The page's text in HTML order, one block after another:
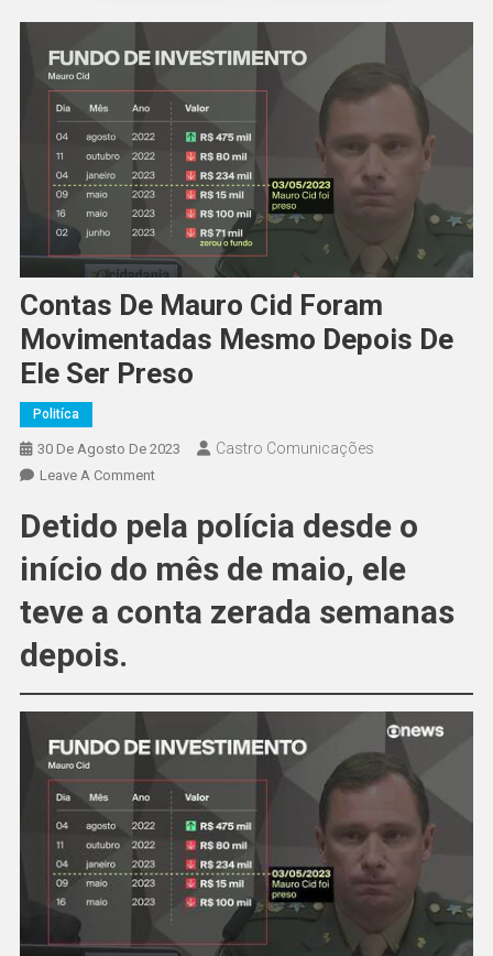
Contas De Mauro Cid Foram
Movimentadas Mesmo Depois De
Ele Ser Preso
Politíca
30 De Agosto De 2023 Castro Comunicações
Leave A Comment
Detido pela polícia desde o
início do mês de maio, ele
teve a conta zerada semanas
depois.